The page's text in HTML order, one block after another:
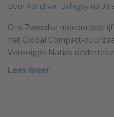
Door Astrid van Ballegoy op 30
Ons Zweedse
het Global Compact-
Verenigde Naties
Lees meer